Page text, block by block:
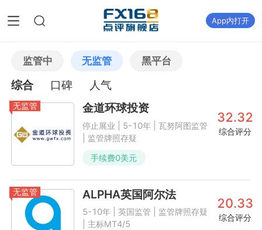
App内打开
监管中 无监管 黑平台
综合 口碑 人气
无监管 金道环球投资
停止展业 | 5-10年 | 瓦努阿图监管
| 监管牌照存疑
32.32
综合评分
手续费0美元
无监管 ALPHA英国阿尔法
5-10年 | 英国监管 | 监管牌照存疑
| 主标MT4/5
20.33
综合评分